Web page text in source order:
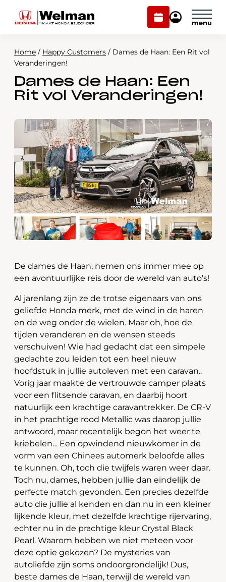
Plan
onderhoud
Mijn
Modellen
Voorraad
Over ons
Webshop
Contact
Plan onderhoud
Home / Happy Customers / Dames de Haan: Een Rit vol
Veranderingen!
Dames de Haan: Een
Rit vol Veranderingen!
De dames de Haan, nemen ons immer mee op
een avontuurlijke reis door de wereld van auto’s!
Al jarenlang zijn ze de trotse eigenaars van ons
geliefde Honda merk, met de wind in de haren
en de weg onder de wielen. Maar oh, hoe de
tijden veranderen en de wensen steeds
verschuiven! Wie had gedacht dat een simpele
gedachte zou leiden tot een heel nieuw
hoofdstuk in jullie autoleven met een caravan..
Vorig jaar maakte de vertrouwde camper plaats
voor een flitsende caravan, en daarbij hoort
natuurlijk een krachtige caravantrekker. De CR-V
in het prachtige rood Metallic was daarop jullie
antwoord, maar recentelijk begon het weer te
kriebelen… Een opwindend nieuwkomer in de
vorm van een Chinees automerk beloofde alles
te kunnen. Oh, toch die twijfels waren weer daar.
Toch nu, dames, hebben jullie dan eindelijk de
perfecte match gevonden. Een precies dezelfde
auto die jullie al kenden en dan nu in een kleiner
lijkende kleur, met dezelfde krachtige rijervaring,
echter nu in de prachtige kleur Crystal Black
Pearl. Waarom hebben we niet meteen voor
deze optie gekozen? De mysteries van
autoliefde zijn soms ondoorgrondelijk! Dus,
beste dames de Haan, terwijl de wereld van